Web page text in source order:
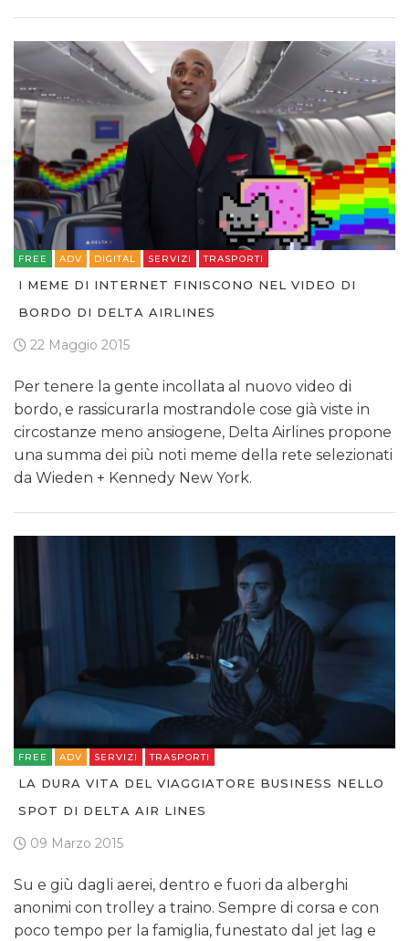
FREE ADV DIGITAL SERVIZI TRASPORTI
I MEME DI INTERNET FINISCONO NEL VIDEO DI
BORDO DI DELTA AIRLINES
22 Maggio 2015
Per tenere la gente incollata al nuovo video di
bordo, e rassicurarla mostrandole cose già viste in
circostanze meno ansiogene, Delta Airlines propone
una summa dei più noti meme della rete selezionati
da Wieden + Kennedy New York.
FREE ADV SERVIZI TRASPORTI
LA DURA VITA DEL VIAGGIATORE BUSINESS NELLO
SPOT DI DELTA AIR LINES
09 Marzo 2015
Su e giù dagli aerei, dentro e fuori da alberghi
anonimi con trolley a traino. Sempre di corsa e con
poco tempo per la famiglia, funestato dal jet lag e